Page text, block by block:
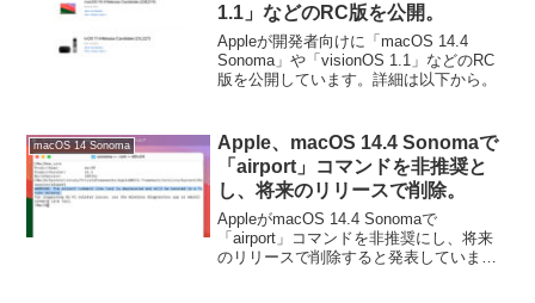
1.1」などのRC版を公開。
Appleが開発者向けに「macOS 14.4
Sonoma」や「visionOS 1.1」などのRC
版を公開しています。詳細は以下から。
macOS 14 Sonoma
Apple、macOS 14.4 Sonomaで
「airport」コマンドを非推奨と
し、将来のリリースで削除。
AppleがmacOS 14.4 Sonomaで
「airport」コマンドを非推奨にし、将来
のリリースで削除すると発表していま